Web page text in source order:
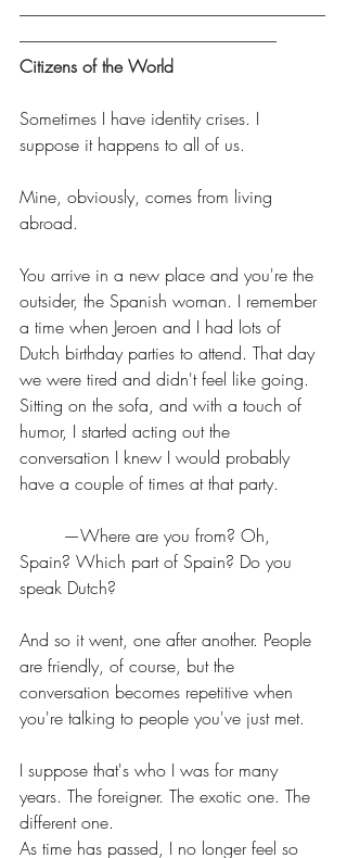
----------------------------------------------------------------------------------------------
-------------------------------------------------------------------------------
Citizens of the World
Sometimes I have identity crises. I
suppose it happens to all of us.
Mine, obviously, comes from living
abroad.
You arrive in a new place and you're the
outsider, the Spanish woman. I remember
a time when Jeroen and I had lots of
Dutch birthday parties to attend. That day
we were tired and didn't feel like going.
Sitting on the sofa, and with a touch of
humor, I started acting out the
conversation I knew I would probably
have a couple of times at that party.
Spain? Which part of Spain? Do you
speak Dutch?
And so it went, one after another. People
are friendly, of course, but the
conversation becomes repetitive when
you're talking to people you've just met.
I suppose that's who I was for many
years. The foreigner. The exotic one. The
different one.
As time has passed, I no longer feel so